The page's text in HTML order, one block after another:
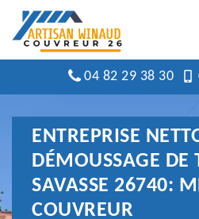
04 82 29 38 30
ENTREPRISE
DÉMOUSSAGE DE
SAVASSE 26740:
COUVREUR